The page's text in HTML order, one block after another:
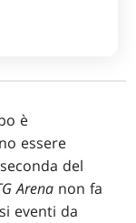
è
essere
del
Arena non fa
eventi da